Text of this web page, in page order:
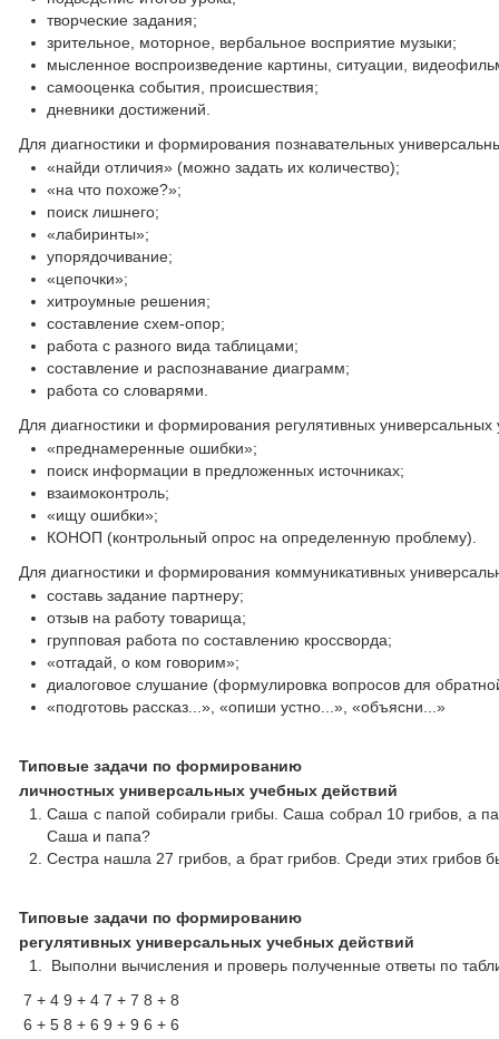
творческие задания;
зрительное, моторное, вербальное восприятие музыки;
мысленное воспроизведение картины, ситуации,
самооценка события, происшествия;
дневники достижений.
Для диагностики и формирования познавательных
«найди отличия» (можно задать их количество);
«на что похоже?»;
поиск лишнего;
«лабиринты»;
упорядочивание;
«цепочки»;
хитроумные решения;
составление схем-опор;
работа с разного вида таблицами;
составление и распознавание диаграмм;
работа со словарями.
Для диагностики и формирования регулятивных
«преднамеренные ошибки»;
поиск информации в предложенных источниках;
взаимоконтроль;
«ищу ошибки»;
КОНОП (контрольный опрос на определенную проблему).
Для диагностики и формирования коммуникативных
составь задание партнеру;
отзыв на работу товарища;
групповая работа по составлению кроссворда;
«отгадай, о ком говорим»;
диалоговое слушание (формулировка вопросов для
«подготовь рассказ...», «опиши устно...», «объясни...»
Типовые задачи по формированию
личностных универсальных учебных действий
Саша с папой собирали грибы. Саша собрал 10 грибов, а
Саша и папа?
Сестра нашла 27 грибов, а брат грибов. Среди этих грибов
Типовые задачи по формированию
регулятивных универсальных учебных действий
Выполни вычисления и проверь полученные ответы по
7 + 4 9 + 4 7 + 7 8 + 8
6 + 5 8 + 6 9 + 9 6 + 6